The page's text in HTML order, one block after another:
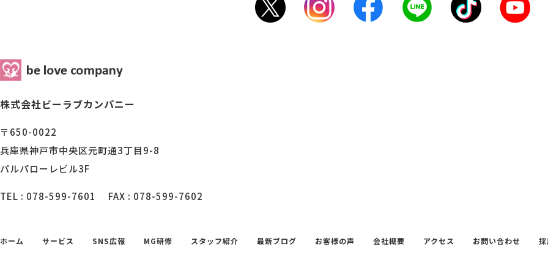
株式会社ビーラブカンパニー
〒650-0022
兵庫県神戸市中央区元町通3丁目9-8
パルパローレビル3F
TEL : 078-599-7601 FAX : 078-599-7602
ホーム サービス SNS広報 MG研修 スタッフ紹介 最新ブログ お客様の声 会社概要 アクセス お問い合わせ